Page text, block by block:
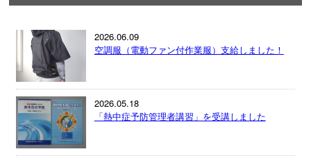
2026.06.09
空調服（電動ファン付作業服）支給しました！
2026.05.18
「熱中症予防管理者講習」を受講しました